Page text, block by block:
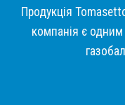
Продукція
компанія є одним